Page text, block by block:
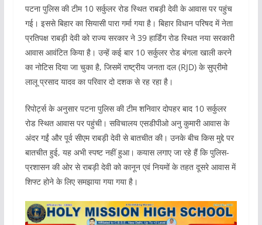
पटना पुलिस की टीम 10 सर्कुलर रोड स्थित राबड़ी देवी के आवास पर पहुंच
गई। इससे बिहार का सियासी पारा गर्मा गया है। बिहार विधान परिषद में नेता
प्रतिपक्ष राबड़ी देवी को राज्य सरकार ने 39 हार्डिंग रोड स्थित नया सरकारी
आवास आवंटित किया है। उन्हें कई बार 10 सर्कुलर रोड बंगला खाली करने
का नोटिस दिया जा चुका है, जिसमें राष्ट्रीय जनता दल (RJD) के सुप्रीमो
लालू प्रसाद यादव का परिवार दो दशक से रह रहा है।
रिपोर्ट्स के अनुसार पटना पुलिस की टीम शनिवार दोपहर बाद 10 सर्कुलर
रोड स्थित आवास पर पहुंची। सविचालय एसडीपीओ अनु कुमारी आवास के
अंदर गईं और पूर्व सीएम राबड़ी देवी से बातचीत की। उनके बीच किस मुद्दे पर
बातचीत हुई, यह अभी स्पष्ट नहीं हुआ। कयास लगाए जा रहे हैं कि पुलिस-
प्रशासन की ओर से राबड़ी देवी को कानून एवं नियमों के तहत दूसरे आवास में
शिफ्ट होने के लिए समझाया गया गया है।